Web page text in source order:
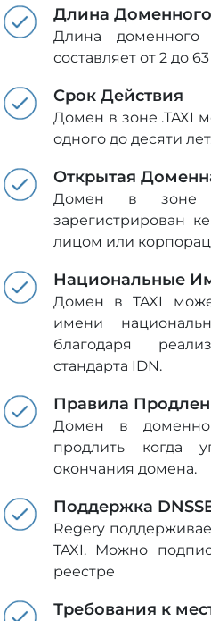
Длина
Длина
составляет от 2 до
Срок Действия
Домен в зоне .TAXI
одного до десяти
Открытая
Домен в зоне
зарегистрирован
лицом или
Национальные
Домен в TAXI
имени
благодаря
стандарта IDN.
Правила
Домен в
продлить когда
окончания домена.
Поддержка
Regery
TAXI. Можно
реестре
Требования к